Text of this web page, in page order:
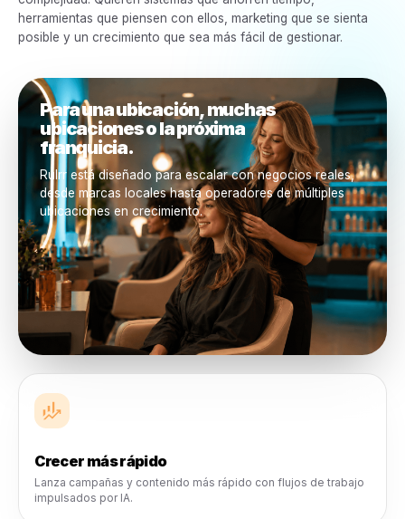
Automatización impulsada por IA
Reduce el trabajo de marketing repetitivo y mantiene el
Control centralizado
Ve lo que está en vivo, lo que está funcionando, lo que
necesita atención y de dónde proviene el crecimiento.
Construido para negocios en cada etapa
A medida que tu negocio
Rulrr crece contigo
La próxima generación de operadores no quiere más
complejidad. Quieren sistemas que ahorren tiempo,
herramientas que piensen con ellos, marketing que se